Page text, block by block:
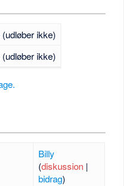
ikke)
ikke)
Billy
(diskussion|
bidrag)